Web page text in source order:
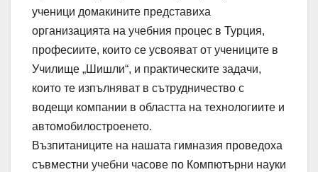
ученици домакините представиха
организацията на учебния процес в Турция,
професиите, които се усвояват от учениците в
Училище „Шишли“, и практическите задачи,
които те изпълняват в сътрудничество с
водещи компании в областта на технологиите и
автомобилостроенето.
Възпитаниците на нашата гимназия проведоха
съвместни учебни часове по Компютърни науки